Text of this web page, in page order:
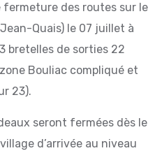
des routes sur le
Quais) le 07 juillet à
bretelles de sorties 22
Bouliac compliqué et
23).
seront fermées dès le
d’arrivée au niveau